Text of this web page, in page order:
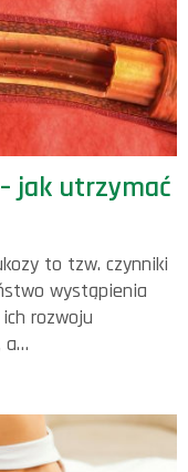
jak utrzymać
to tzw. czynniki
wystąpienia
rozwoju
a…